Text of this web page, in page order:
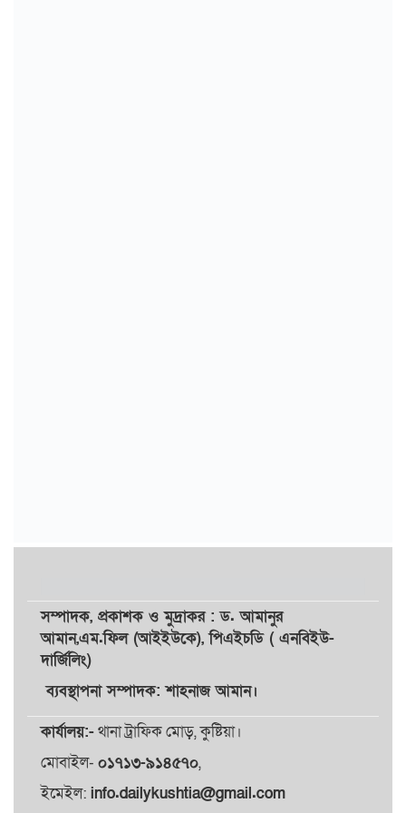
সম্পাদক, প্রকাশকওমুদ্রাকর: ড. আমানুর
আমান,এম.ফিল (আইইউকে), পিএইচডি ( এনবিইউ-
দার্জিলিং)
ব্যবস্থাপনা সম্পাদক: শাহনাজ আমান।
কার্যালয়:-থানা ট্রাফিক মোড়, কুষ্টিয়া।
মোবাইল- ০১৭১৩-৯১৪৫৭০,
ইমেইল: info.dailykushtia@gmail.com